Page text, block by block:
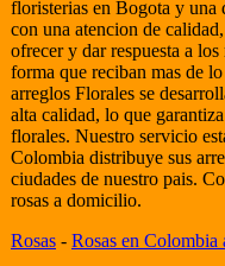
floristerias en Bogota y una
con una atencion de
ofrecer y dar respuesta a
forma que reciban mas de
arreglos Florales se
alta calidad, lo que
florales. Nuestro servicio
Colombia distribuye sus
ciudades de nuestro pais.
rosas a domicilio.
Rosas - Rosas en